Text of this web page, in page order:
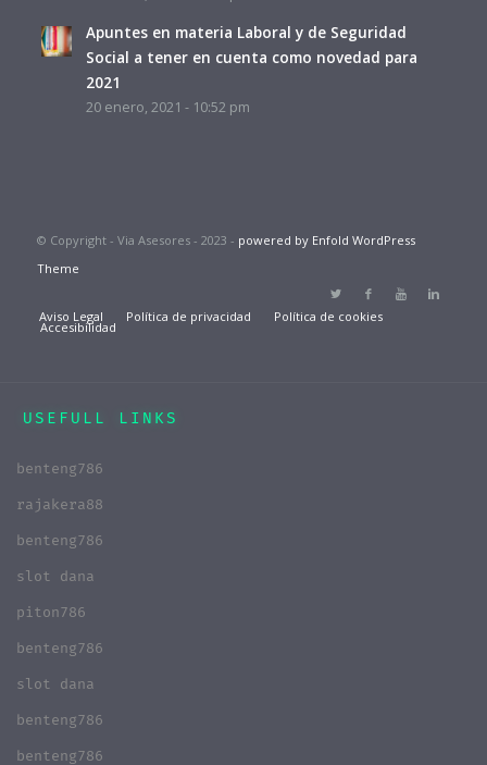
Apuntes en materia Laboral y de Seguridad
Social a tener en cuenta como novedad para
2021
20 enero, 2021 - 10:52 pm
© Copyright - Via Asesores - 2023 - powered by Enfold WordPress
Theme
Aviso Legal Política de privacidad Política de cookies
Accesibilidad
USEFULL LINKS
benteng786
rajakera88
benteng786
slot dana
piton786
benteng786
slot dana
benteng786
benteng786